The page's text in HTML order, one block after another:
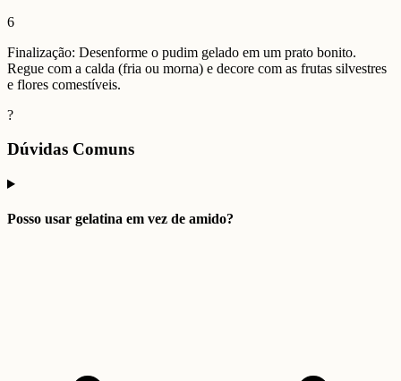
6
Finalização: Desenforme o pudim gelado em um prato bonito.
Regue com a calda (fria ou morna) e decore com as frutas silvestres
e flores comestíveis.
?
Dúvidas Comuns
Posso usar gelatina em vez de amido?